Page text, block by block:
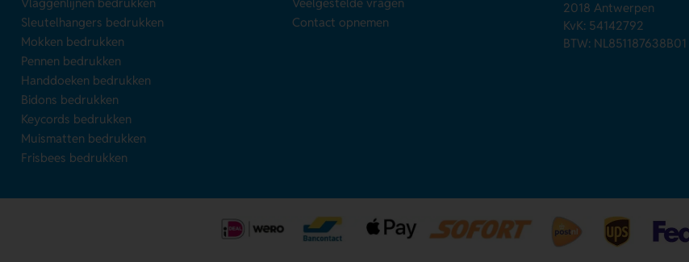
Sleutelhangers bedrukken
Mokken bedrukken
Pennen bedrukken
Handdoeken bedrukken
Bidons bedrukken
Keycords bedrukken
Muismatten bedrukken
Frisbees bedrukken
Contact opnemen
2018 Antwerpen
KvK: 54142792
BTW: NL851187638B01